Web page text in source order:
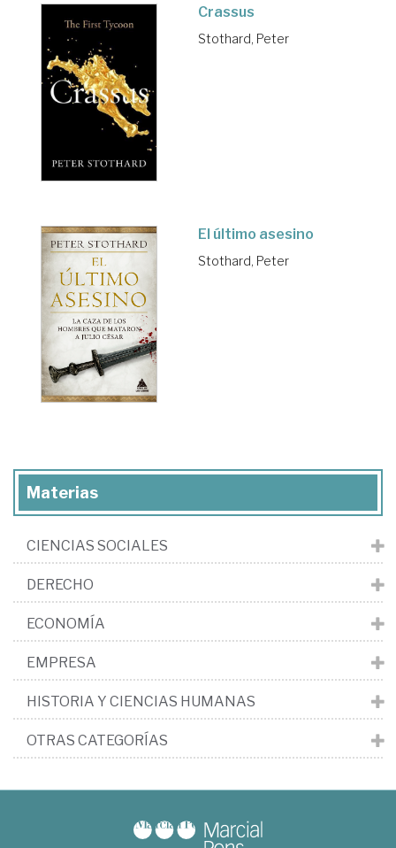
Crassus
Stothard, Peter
El último asesino
Stothard, Peter
Materias
CIENCIAS SOCIALES
DERECHO
ECONOMÍA
EMPRESA
HISTORIA Y CIENCIAS HUMANAS
OTRAS CATEGORÍAS